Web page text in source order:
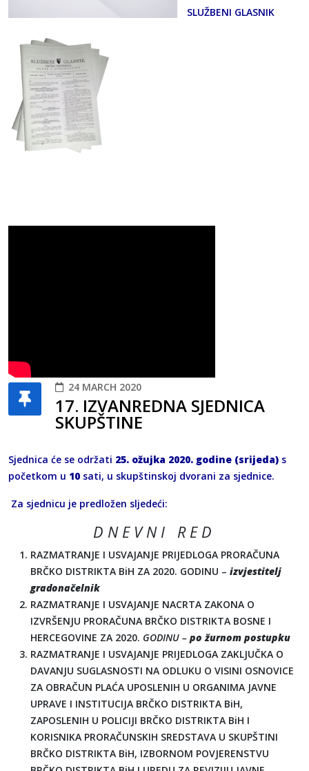
SLUŽBENI GLASNIK
24 MARCH 2020
17. IZVANREDNA SJEDNICA
SKUPŠTINE
Sjednica će se održati 25. ožujka 2020. godine (srijeda) s
početkom u 10 sati, u skupštinskoj dvorani za sjednice.
Za sjednicu je predložen sljedeći:
D N E V N I R E D
RAZMATRANJE I USVAJANJE PRIJEDLOGA PRORAČUNA
BRČKO DISTRIKTA BiH ZA 2020. GODINU – izvjestitelj
gradonačelnik
RAZMATRANJE I USVAJANJE NACRTA ZAKONA O
IZVRŠENJU PRORAČUNA BRČKO DISTRIKTA BOSNE I
HERCEGOVINE ZA 2020. GODINU – po žurnom postupku
RAZMATRANJE I USVAJANJE PRIJEDLOGA ZAKLJUČKA O
DAVANJU SUGLASNOSTI NA ODLUKU O VISINI OSNOVICE
ZA OBRAČUN PLAĆA UPOSLENIH U ORGANIMA JAVNE
UPRAVE I INSTITUCIJA BRČKO DISTRIKTA BiH,
ZAPOSLENIH U POLICIJI BRČKO DISTRIKTA BiH I
KORISNIKA PRORAČUNSKIH SREDSTAVA U SKUPŠTINI
BRČKO DISTRIKTA BiH, IZBORNOM POVJERENSTVU